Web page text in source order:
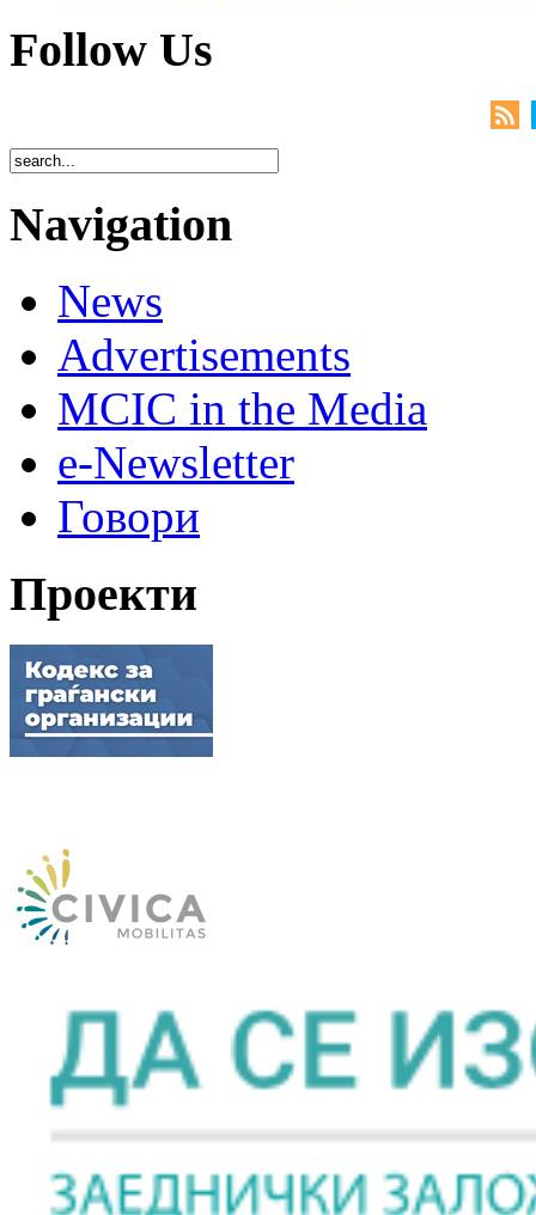
Follow Us
Navigation
News
Advertisements
MCIC in the Media
e-Newsletter
Говори
Проекти